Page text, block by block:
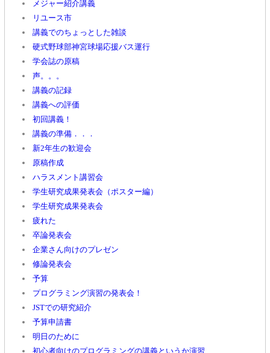
メジャー紹介講義
リユース市
講義でのちょっとした雑談
硬式野球部神宮球場応援バス運行
学会誌の原稿
声。。。
講義の記録
講義への評価
初回講義！
講義の準備．．．
新2年生の歓迎会
原稿作成
ハラスメント講習会
学生研究成果発表会（ポスター編）
学生研究成果発表会
疲れた
卒論発表会
企業さん向けのプレゼン
修論発表会
予算
プログラミング演習の発表会！
JSTでの研究紹介
予算申請書
明日のために
初心者向けのプログラミングの講義というか演習